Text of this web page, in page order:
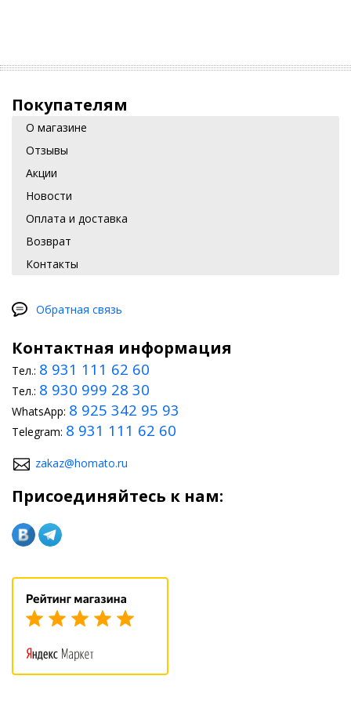
Покупателям
О магазине
Отзывы
Акции
Новости
Оплата и доставка
Возврат
Контакты
Обратная связь
Контактная информация
Тел.: 8 931 111 62 60
Тел.: 8 930 999 28 30
WhatsApp: 8 925 342 95 93
Telegram: 8 931 111 62 60
zakaz@homato.ru
Присоединяйтесь к нам: